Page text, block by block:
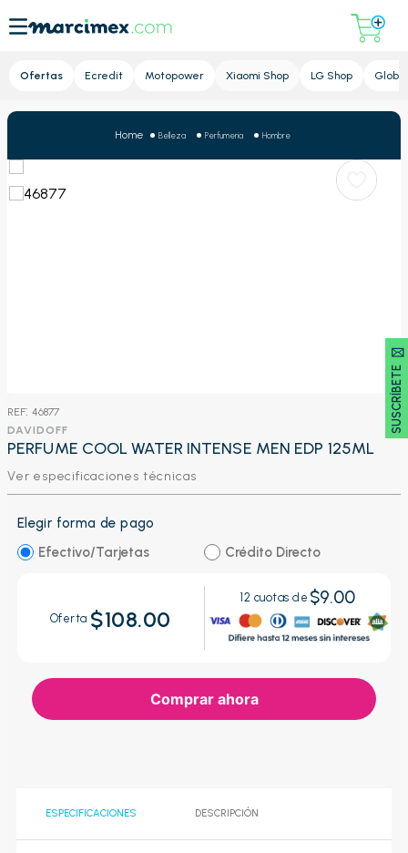
Ofertas Ecredit Motopower Xiaomi Shop LG Shop Global
SUSCRÍBETE 🖂
Belleza Perfumeria Hombre
: 46877
DAVIDOFF
PERFUME COOL WATER INTENSE MEN EDP 125ML
Ver especificaciones técnicas
Elegir forma de pago
Efectivo/Tarjetas
Crédito Directo
Oferta $108.00
12 cuotas de $9.00
Comprar ahora
ESPECIFICACIONES DESCRIPCIÓN